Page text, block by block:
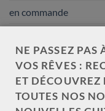
en commande
Toutes les guitares
toutes les guitares
Accessoires
NE PASSEZ PAS
VOS RÊVES :
ET DÉCOUVREZ
TOUTES NOS